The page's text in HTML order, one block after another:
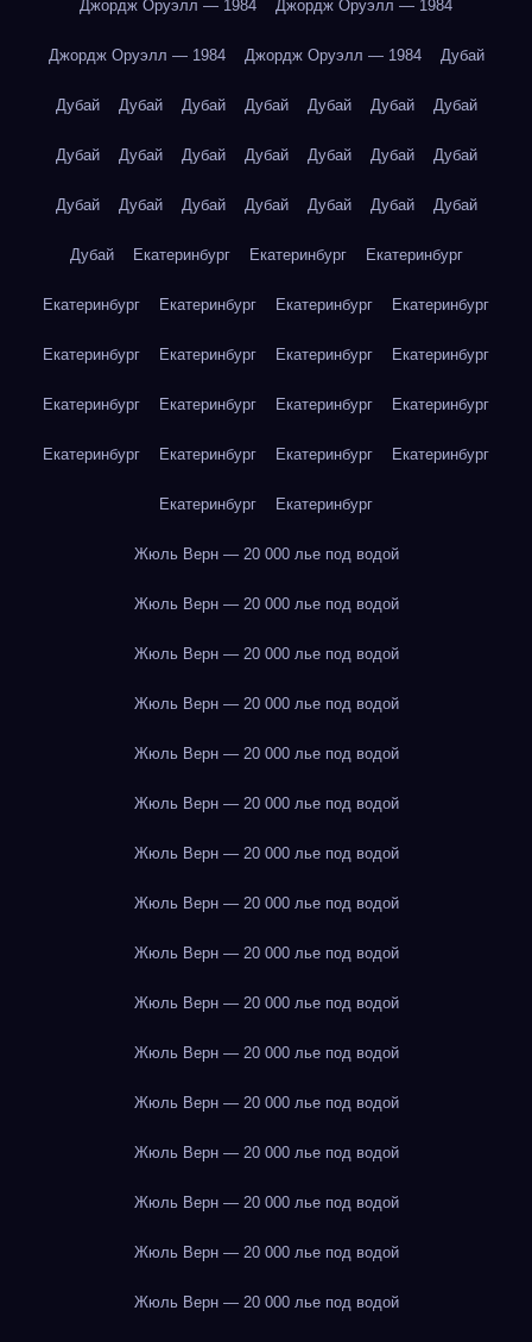
Джордж Оруэлл — 1984 Джордж Оруэлл — 1984
Джордж Оруэлл — 1984 Джордж Оруэлл — 1984 Дубай
Дубай Дубай Дубай Дубай Дубай Дубай Дубай
Дубай Дубай Дубай Дубай Дубай Дубай Дубай
Дубай Дубай Дубай Дубай Дубай Дубай Дубай
Дубай Екатеринбург Екатеринбург Екатеринбург
Екатеринбург Екатеринбург Екатеринбург Екатеринбург
Екатеринбург Екатеринбург Екатеринбург Екатеринбург
Екатеринбург Екатеринбург Екатеринбург Екатеринбург
Екатеринбург Екатеринбург Екатеринбург Екатеринбург
Екатеринбург Екатеринбург
Жюль Верн — 20 000 лье под водой
Жюль Верн — 20 000 лье под водой
Жюль Верн — 20 000 лье под водой
Жюль Верн — 20 000 лье под водой
Жюль Верн — 20 000 лье под водой
Жюль Верн — 20 000 лье под водой
Жюль Верн — 20 000 лье под водой
Жюль Верн — 20 000 лье под водой
Жюль Верн — 20 000 лье под водой
Жюль Верн — 20 000 лье под водой
Жюль Верн — 20 000 лье под водой
Жюль Верн — 20 000 лье под водой
Жюль Верн — 20 000 лье под водой
Жюль Верн — 20 000 лье под водой
Жюль Верн — 20 000 лье под водой
Жюль Верн — 20 000 лье под водой